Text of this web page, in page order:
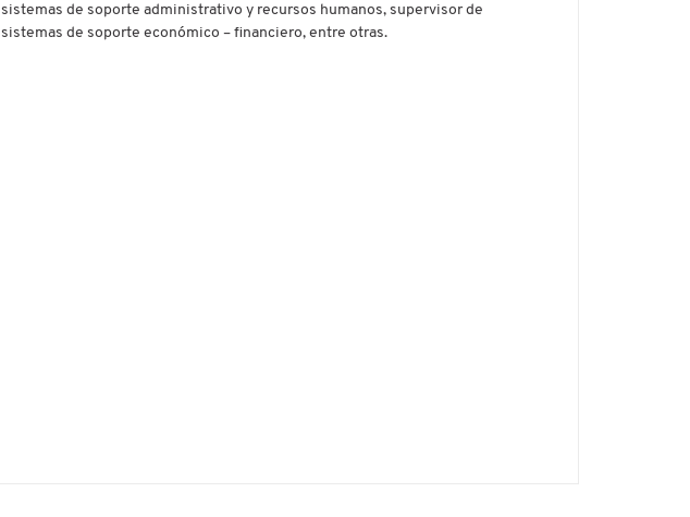
sistemas de soporte administrativo y recursos humanos, supervisor de
sistemas de soporte económico – financiero, entre otras.